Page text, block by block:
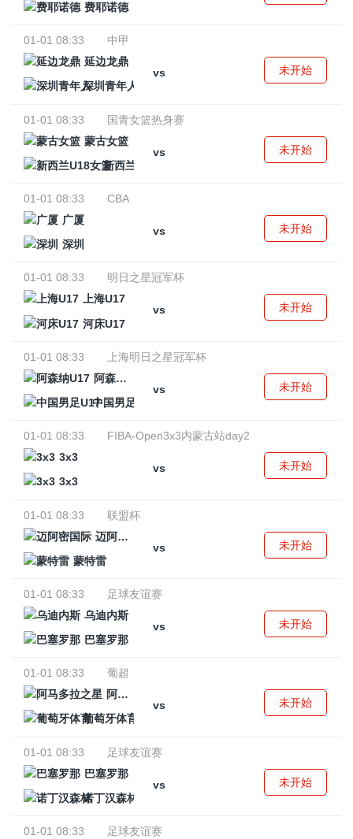
费耶诺德
01-01 08:33
中甲
延边龙鼎
vs
深圳青年人
未开始
01-01 08:33
国青女篮热身赛
蒙古女篮
vs
新西兰U18女篮
未开始
01-01 08:33
CBA
广厦
vs
深圳
未开始
01-01 08:33
明日之星冠军杯
上海U17
vs
河床U17
未开始
01-01 08:33
上海明日之星冠军杯
阿森纳U17
vs
中国男足U17
未开始
01-01 08:33
FIBA-Open3x3内蒙古站day2
3x3
vs
3x3
未开始
01-01 08:33
联盟杯
迈阿密国际
vs
蒙特雷
未开始
01-01 08:33
足球友谊赛
乌迪内斯
vs
巴塞罗那
未开始
01-01 08:33
葡超
阿马多拉之星
vs
葡萄牙体育
未开始
01-01 08:33
足球友谊赛
巴塞罗那
vs
诺丁汉森林
未开始
01-01 08:33
足球友谊赛